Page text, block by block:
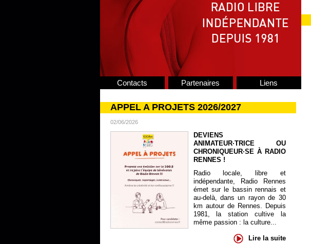
Contacts Partenaires Liens
APPEL A PROJETS 2026/2027
02/06/2026
DEVIENS
ANIMATEUR·TRICE OU
CHRONIQUEUR·SE À RADIO
RENNES !
Radio locale, libre et
indépendante, Radio Rennes
émet sur le bassin rennais et
au-delà, dans un rayon de 30
km autour de Rennes. Depuis
1981, la station cultive la
même passion : la culture...
Lire la suite